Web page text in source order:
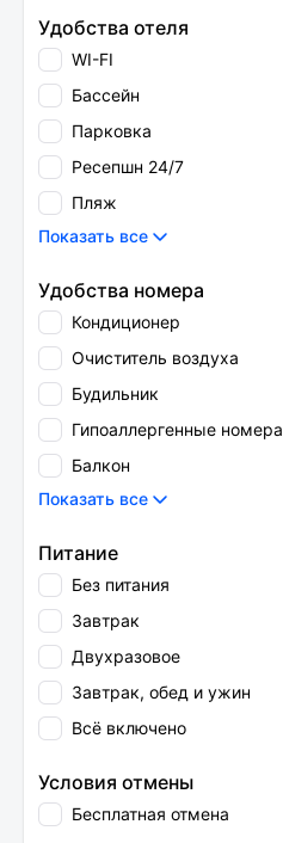
Удобства отеля
WI-FI
Бассейн
Парковка
Ресепшн 24/7
Пляж
Показать все
Удобства номера
Кондиционер
Очиститель воздуха
Будильник
Гипоаллергенные номера
Балкон
Показать все
Питание
Без питания
Завтрак
Двухразовое
Завтрак, обед и ужин
Всё включено
Условия отмены
Бесплатная отмена